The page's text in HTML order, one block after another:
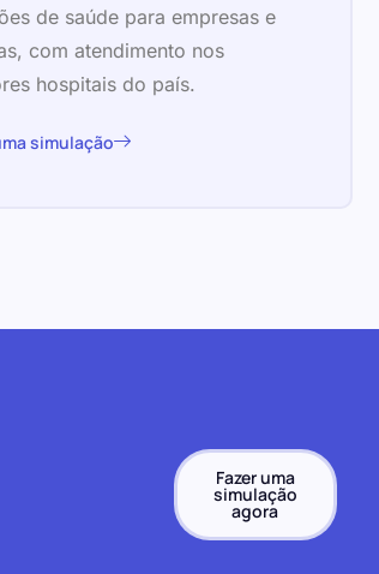
de saúde para empresas e
com atendimento nos
hospitais do país.
simulação
Fazer uma
simulação
agora